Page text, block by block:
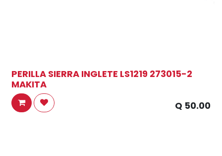
PERILLA SIERRA INGLETE LS1219 273015-2
MAKITA
Q 50.00